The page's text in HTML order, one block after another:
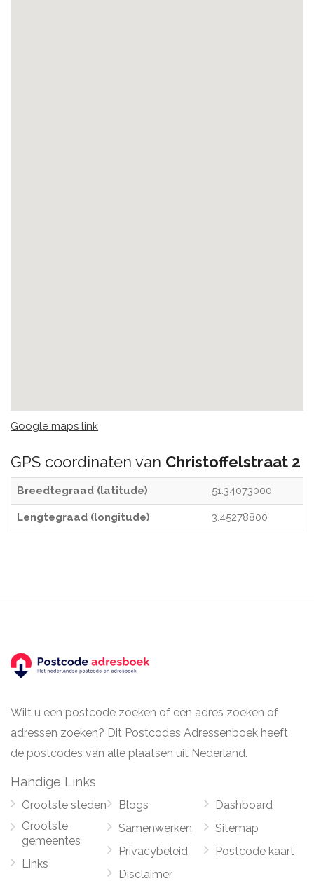
Google maps link
GPS coordinaten van Christoffelstraat 2
Breedtegraad (latitude) 51.34073000
Lengtegraad (longitude) 3.45278800
Wilt u een postcode zoeken of een adres zoeken of
adressen zoeken? Dit Postcodes Adressenboek heeft
de postcodes van alle plaatsen uit Nederland.
Handige Links
Grootste steden
Grootste
gemeentes
Links
Blogs
Samenwerken
Privacybeleid
Disclaimer
Dashboard
Sitemap
Postcode kaart